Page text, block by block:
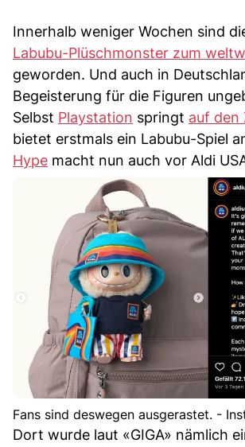
Innerhalb weniger Wochen sind
Labubu-Plüschmonster zum
geworden. Und auch in
Begeisterung für die Figuren
Selbst Playstation springt auf den
bietet erstmals ein Labubu-Spiel
Hype macht nun auch vor Aldi
Fans sind deswegen ausgerastet. -
Dort wurde laut «GIGA» nämlich